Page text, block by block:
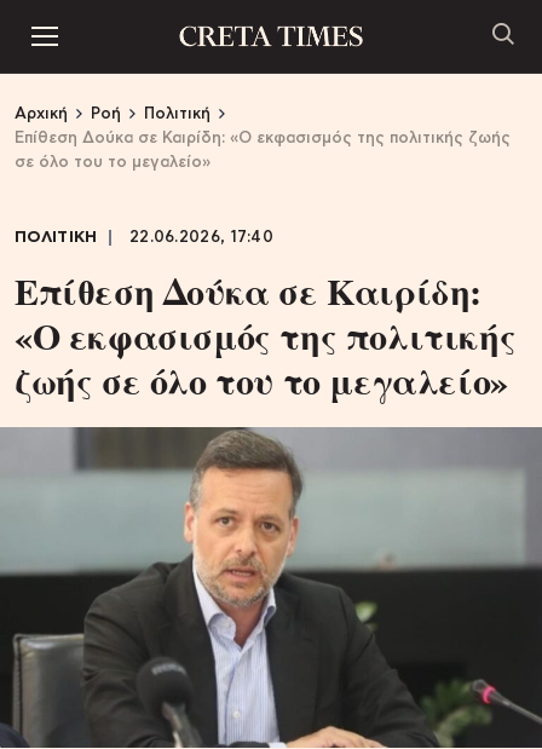
Αρχική Ροή
Πολιτική
Επίθεση Δούκα σε Καιρίδη: «Ο εκφασισμός της πολιτικής ζωής
σε όλο του το μεγαλείο»
ΠΟΛΙΤΙΚΗ 22.06.2026, 17:40
Επίθεση Δούκα σε Καιρίδη:
«Ο εκφασισμός της πολιτικής
ζωής σε όλο του το μεγαλείο»